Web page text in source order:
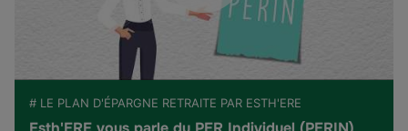
# LE PLAN D'ÉPARGNE RETRAITE PAR ESTH'ERE